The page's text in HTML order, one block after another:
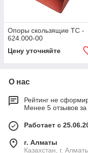
Опоры скользящие ТС -
624.000-00
Цену уточняйте
О нас
Рейтинг не
Менее 5 отзывов
Работает с
г. Алматы
Казахстан, г.